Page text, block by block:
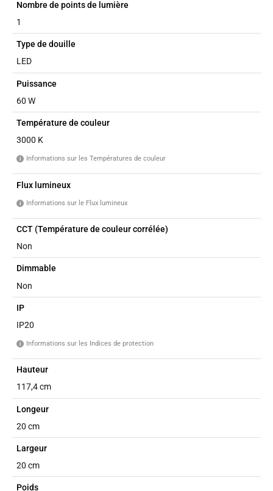
Nombre de points de lumière
1
Type de douille
LED
Puissance
60 W
Température de couleur
3000 K
i Informations sur les Températures de couleur
Flux lumineux
i Informations sur le Flux lumineux
CCT (Température de couleur corrélée)
Non
Dimmable
Non
IP
IP20
i Informations sur les Indices de protection
Hauteur
117,4 cm
Longeur
20 cm
Largeur
20 cm
Poids